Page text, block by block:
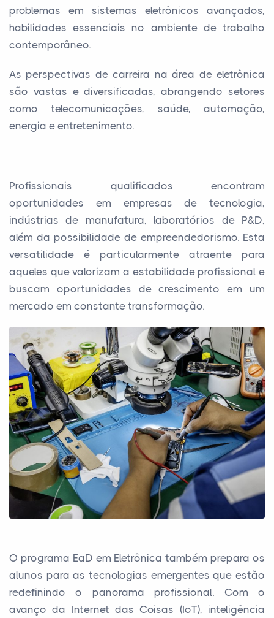
problemas em sistemas eletrônicos avançados,
habilidades essenciais no ambiente de trabalho
contemporâneo.
As perspectivas de carreira na área de eletrônica
são vastas e diversificadas, abrangendo setores
como telecomunicações, saúde, automação,
energia e entretenimento.
Profissionais qualificados encontram
oportunidades em empresas de tecnologia,
indústrias de manufatura, laboratórios de P&D,
além da possibilidade de empreendedorismo. Esta
versatilidade é particularmente atraente para
aqueles que valorizam a estabilidade profissional e
buscam oportunidades de crescimento em um
mercado em constante transformação.
O programa EaD em Eletrônica também prepara os
alunos para as tecnologias emergentes que estão
redefinindo o panorama profissional. Com o
avanço da Internet das Coisas (IoT), inteligência